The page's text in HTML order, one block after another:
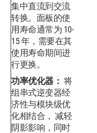
集中直流到交流
转换。面板的使
用寿命通常为 10-
15 年，需要在其
使用寿命期间进
行更换。
功率优化器： 将
组串式逆变器经
济性与模块级优
化相结合， 减轻
阴影影响，同时